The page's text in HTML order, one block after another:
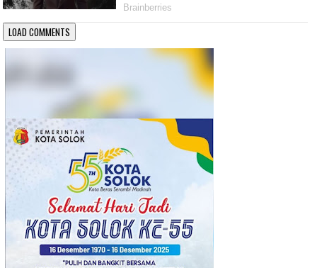
LOAD COMMENTS